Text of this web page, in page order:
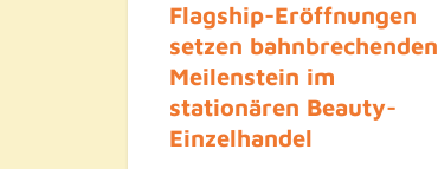
Flagship-Eröffnungen
setzen bahnbrechenden
Meilenstein im
stationären Beauty-
Einzelhandel